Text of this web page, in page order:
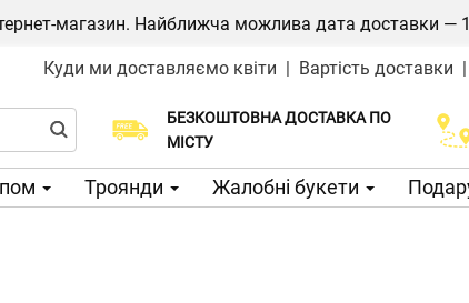
магазин. Найближча можлива дата доставки —
Куди ми доставляємо квіти | Вартість доставки |
БЕЗКОШТОВНА ДОСТАВКА ПО
МІСТУ
Виберіть дату доставки
Троянди Жалобні букети